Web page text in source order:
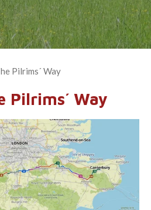
Pilrims´ Way
Pilrims´ Way